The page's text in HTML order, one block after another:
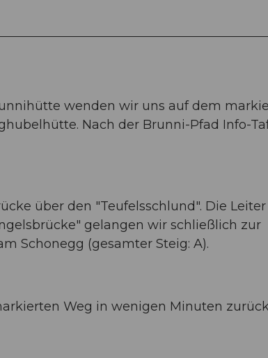
wenden wir uns auf dem
Nach der Brunni-Pfad Info-
über den "Teufelsschlund". Die Leiter
gelangen wir schließlich zur
Schonegg (gesamter Steig: A).
Weg in wenigen Minuten